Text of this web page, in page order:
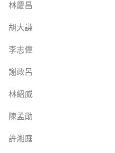
林慶昌
胡大謙
李志偉
謝政呂
林紹威
陳孟勛
許湘庭